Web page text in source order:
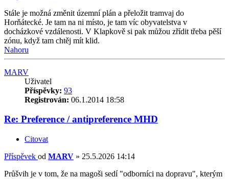
Stále je možná změnit územní plán a přeložit tramvaj do
Horňátecké. Je tam na ni místo, je tam víc obyvatelstva v
docházkové vzdálenosti. V Klapkově si pak můžou zřídit třeba pěší
zónu, když tam chtěj mít klid.
Nahoru
MARV
Uživatel
Příspěvky: 93
Registrován: 06.1.2014 18:58
Re: Preference / antipreference MHD
Citovat
Příspěvek od MARV » 25.5.2026 14:14
Průšvih je v tom, že na magoši sedí "odborníci na dopravu", kterým